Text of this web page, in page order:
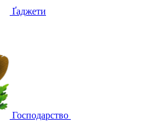
Ґаджети
Господарство